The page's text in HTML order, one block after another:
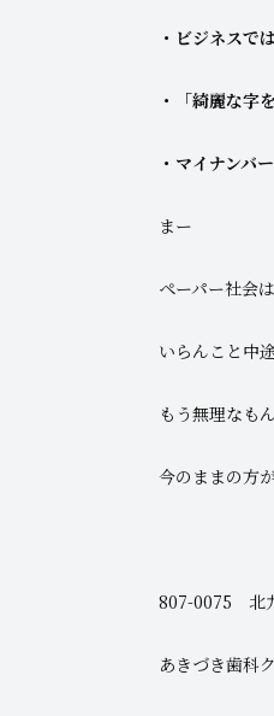
・ビジネスで
・「綺麗な字
・マイナンバ
まー
ペーパー社会
いらんこと中
もう無理なも
今のままの方
807-0075 北
あきづき歯